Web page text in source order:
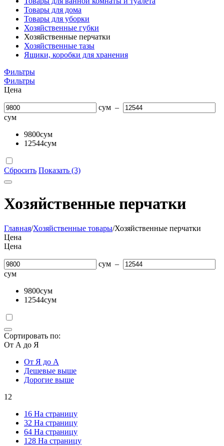
Товары для дома
Товары для уборки
Хозяйственные губки
Хозяйственные перчатки
Хозяйственные тазы
Ящики, коробки для хранения
Фильтры
Фильтры
Цена
сум –
сум
9800сум
12544сум
Сбросить Показать (3)
Хозяйственные перчатки
Главная/Хозяйственные товары/Хозяйственные перчатки
Цена
Цена
сум –
сум
9800сум
12544сум
Сортировать по:
От А до Я
От Я до А
Дешевые выше
Дорогие выше
12
16 На страницу
32 На страницу
64 На страницу
128 На страницу